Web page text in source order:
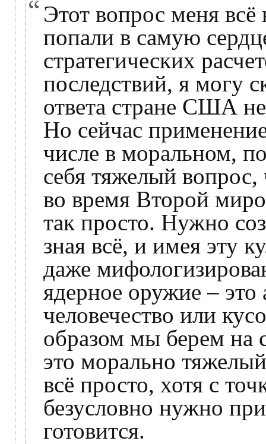
Этот вопрос меня
попали в самую
стратегических
последствий, я могу
ответа стране США
Но сейчас
числе в моральном,
себя тяжелый
во время Второй
так просто. Нужно
зная всё, и имея эту
даже
ядерное оружие –
человечество или
образом мы берем на
это морально
всё просто, хотя с
безусловно нужно
готовится.